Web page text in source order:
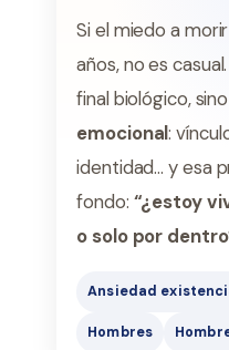
Si el miedo a
años, no es
final biológico,
emocional:
identidad… y esa
fondo: “¿estoy
o solo por
Ansiedad
Hombres